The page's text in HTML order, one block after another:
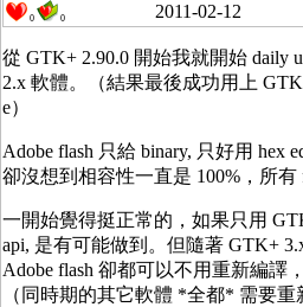
0 0 2011-02-12
從 GTK+ 2.90.0 開始我就開始 daily
2.x 軟體。（結果最後成功用上
e）
Adobe flash 只給 binary, 只好用 hex
卻沒想到相容性一直是 100%，所有
一開始覺得挺正常的，如果只用
api, 是有可能做到。但隨著 GTK+
Adobe flash 卻都可以不用重新編譯
（同時期的其它軟體 *全都* 需要重